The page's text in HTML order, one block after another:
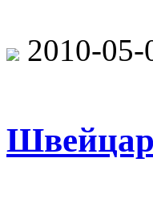
2010-05-